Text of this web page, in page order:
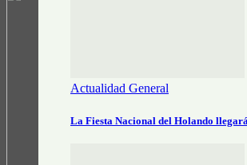
Actualidad General
La Fiesta Nacional del Holando